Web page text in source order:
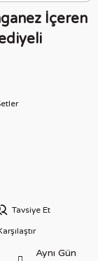
İçeren
Tavsiye Et
Aynı Gün